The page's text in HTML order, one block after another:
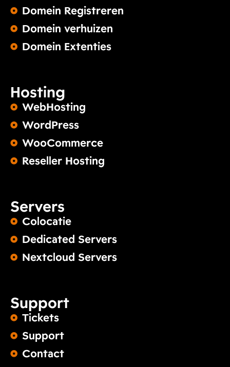
Domein Registreren
Domein verhuizen
Domein Extenties
Hosting
WebHosting
WordPress
WooCommerce
Reseller Hosting
Servers
Colocatie
Dedicated Servers
Nextcloud Servers
Support
Tickets
Support
Contact